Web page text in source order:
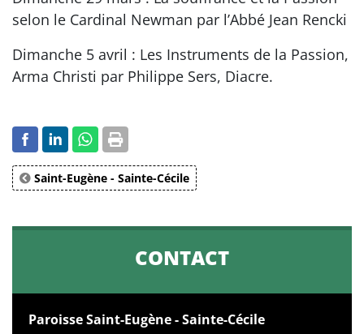
selon le Cardinal Newman par l’Abbé Jean Rencki
Dimanche 5 avril : Les Instruments de la Passion,
Arma Christi par Philippe Sers, Diacre.
Saint-Eugène - Sainte-Cécile
CONTACT
Paroisse Saint-Eugène - Sainte-Cécile